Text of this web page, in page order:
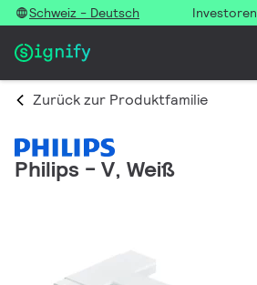
Schweiz - Deutsch Investoren
Zurück zur Produktfamilie
Philips - V, Weiß